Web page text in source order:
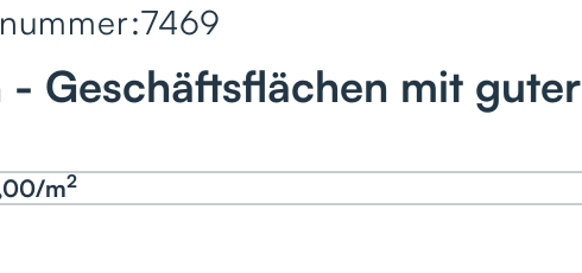
7469
- Geschäftsflächen mit guter
/m2